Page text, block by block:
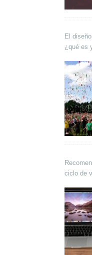
El
¿qué es
ciclo de